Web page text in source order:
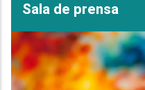
Sala de prensa